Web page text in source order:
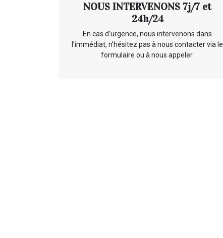
NOUS INTERVENONS 7j/7 et
24h/24
En cas d’urgence, nous intervenons dans
l’immédiat, n’hésitez pas à nous contacter via le
formulaire ou à nous appeler.